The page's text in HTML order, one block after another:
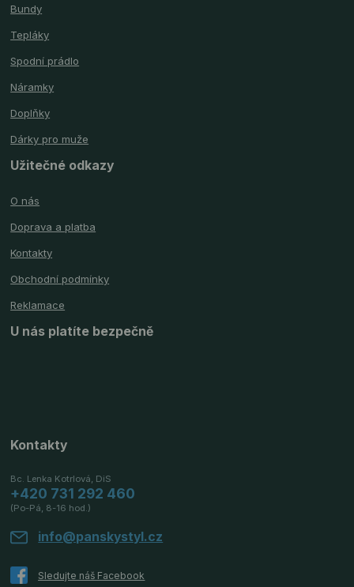
Bundy
Tepláky
Spodní prádlo
Náramky
Doplňky
Dárky pro muže
Užitečné odkazy
O nás
Doprava a platba
Kontakty
Obchodní podmínky
Reklamace
U nás platíte bezpečně
Kontakty
Bc. Lenka Kotrlová, DiS
+420 731 292 460
(Po-Pá, 8-16 hod.)
info@panskystyl.cz